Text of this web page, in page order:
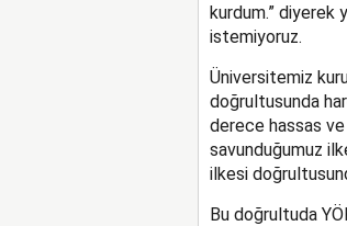
kurdum.” diyerek
istemiyoruz.
Üniversitemiz
doğrultusunda
derece hassas ve
savunduğumuz
ilkesi
Bu doğrultuda